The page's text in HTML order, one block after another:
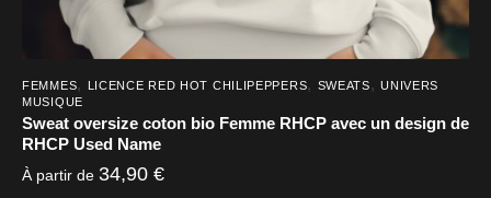
FEMMES, LICENCE RED HOT CHILIPEPPERS, SWEATS,UNIVERS
MUSIQUE
Sweat oversize coton bio Femme RHCP avec un design de
RHCP Used Name
À partir de 34,90 €